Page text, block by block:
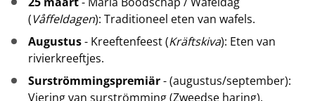
(Våffeldagen): Traditioneel eten van wafels.
Augustus- Kreeftenfeest (Kräftskiva): Eten van
rivierkreeftjes.
Surströmmingspremiär- (augustus/september):
Viering van surströmming (Zweedse haring).